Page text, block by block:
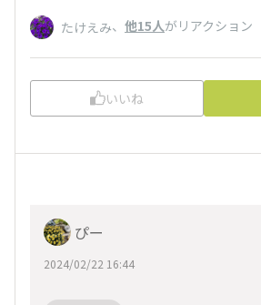
たけえみ、 他15人がリアクション
いいね
ぴー
2024/02/22 16:44